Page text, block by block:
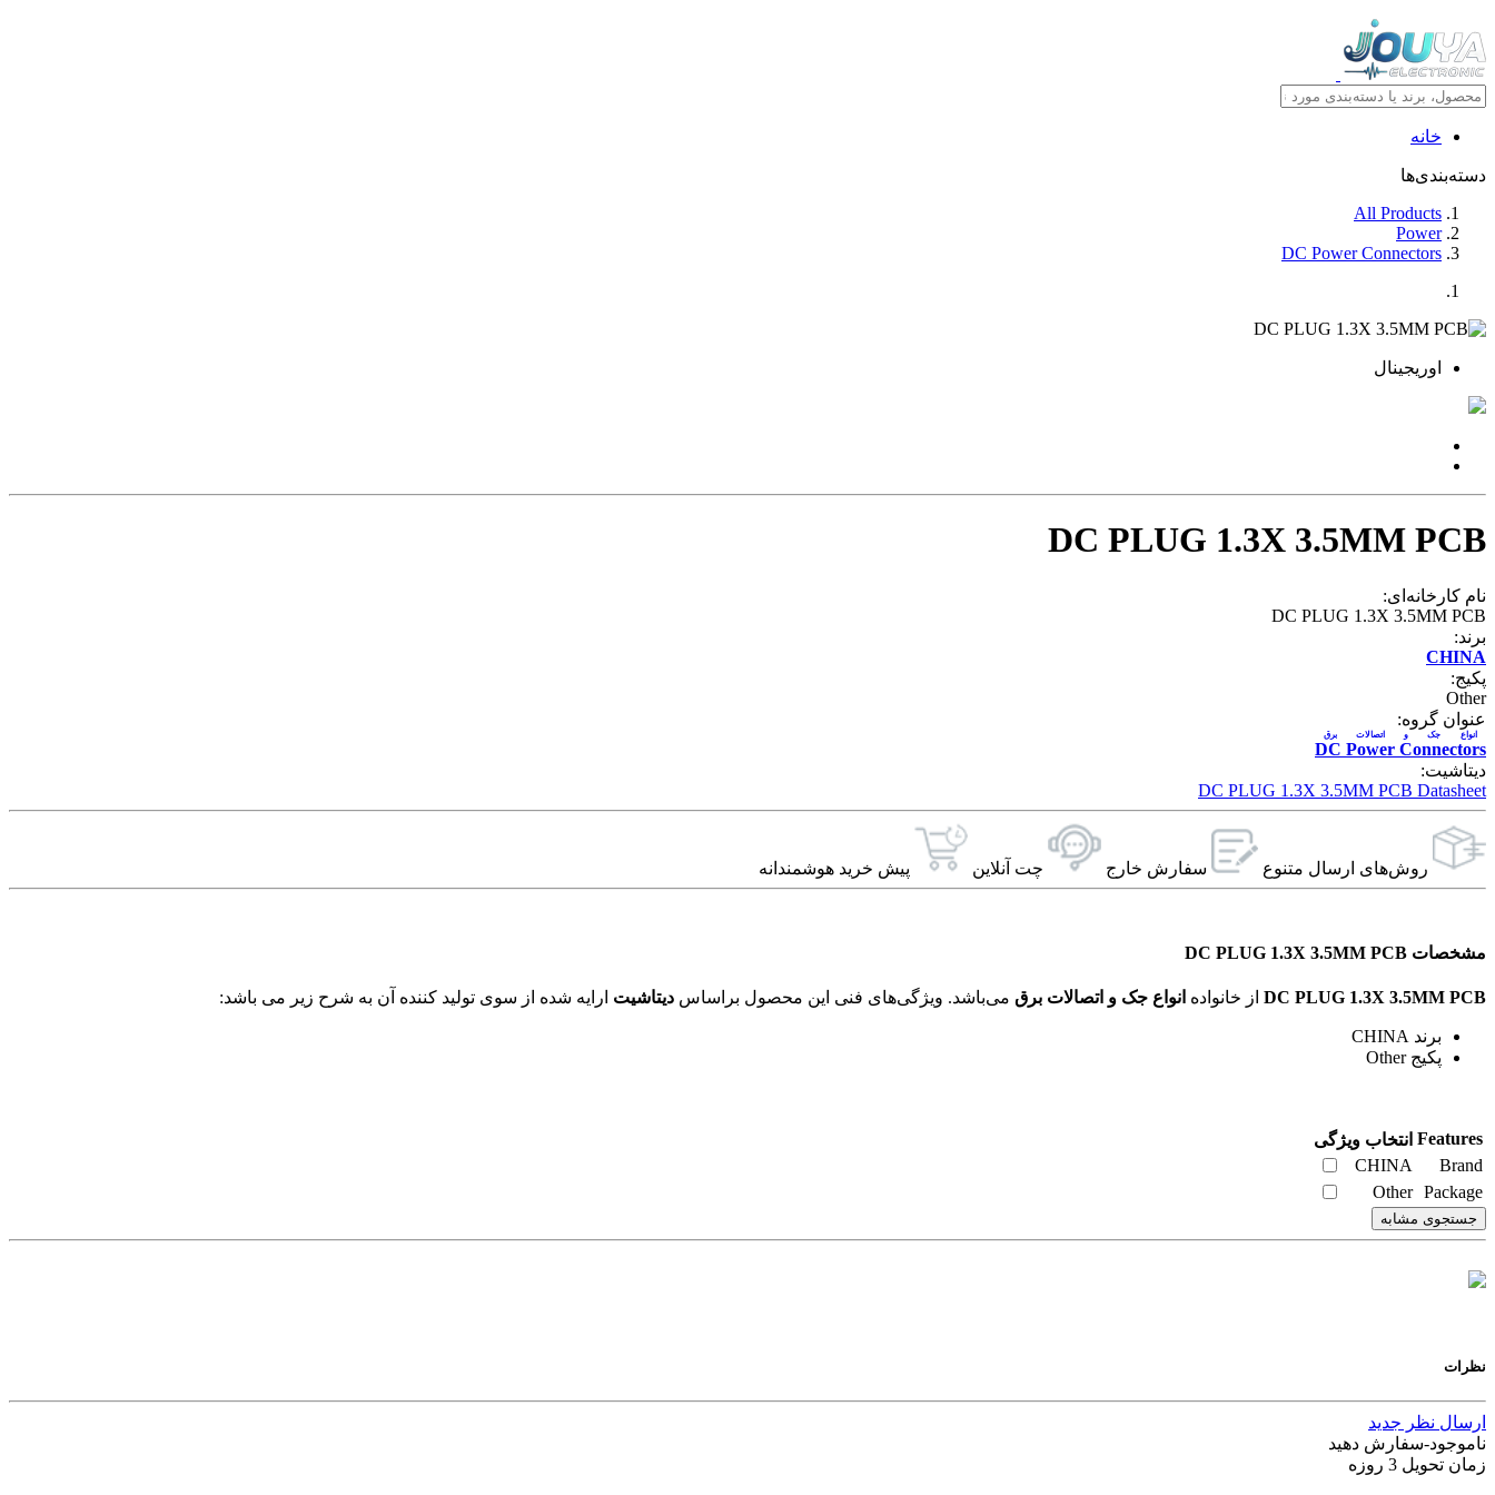
خانه
دسته‌بندی‌ها
All Products
Power
DC Power Connectors
اوریجینال
DC PLUG 1.3X 3.5MM PCB
نام کارخانه‌ای:
DC PLUG 1.3X 3.5MM PCB
برند:
CHINA
پکیج:
Other
عنوان گروه:
DC Power Connectors
انواع جک و اتصالات برق
دیتاشیت:
DC PLUG 1.3X 3.5MM PCB Datasheet
روش‌های ارسال‌ متنوع سفارش خارج چت آنلاین پیش خرید هوشمندانه
مشخصات DC PLUG 1.3X 3.5MM PCB
DC PLUG 1.3X 3.5MM PCB از خانواده انواع جک و اتصالات برق دیتاشیت ارایه شده از سوی تولید کننده آن به شرح زیر می باشد:
برند CHINA
پکیج Other
Features انتخاب ویژگی
Brand
CHINA
Package
Other
جستجوی مشابه
نظرات
ارسال نظر جدید
ناموجود-سفارش دهید
زمان تحویل 3 روزه